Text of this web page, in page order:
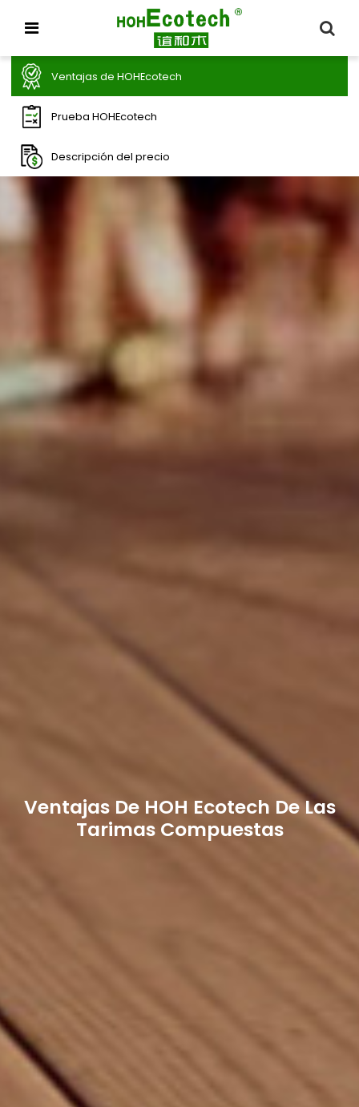
Ventajas de HOHEcotech
Prueba HOHEcotech
Descripción del precio
Ventajas De HOH Ecotech De Las
Tarimas Compuestas